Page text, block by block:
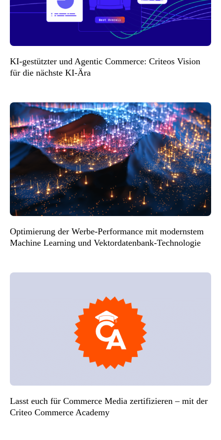
KI-gestützter und Agentic Commerce: Criteos Vision
für die nächste KI-Ära
Optimierung der Werbe-Performance mit modernstem
Machine Learning und Vektordatenbank-Technologie
Lasst euch für Commerce Media zertifizieren – mit der
Criteo Commerce Academy